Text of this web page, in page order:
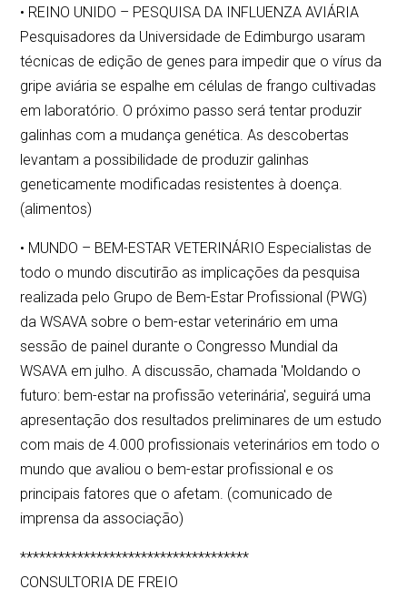
• REINO UNIDO – PESQUISA DA INFLUENZA AVIÁRIA
Pesquisadores da Universidade de Edimburgo usaram
técnicas de edição de genes para impedir que o vírus da
gripe aviária se espalhe em células de frango cultivadas
em laboratório. O próximo passo será tentar produzir
galinhas com a mudança genética. As descobertas
levantam a possibilidade de produzir galinhas
geneticamente modificadas resistentes à doença.
(alimentos)
• MUNDO – BEM-ESTAR VETERINÁRIO Especialistas de
todo o mundo discutirão as implicações da pesquisa
realizada pelo Grupo de Bem-Estar Profissional (PWG)
da WSAVA sobre o bem-estar veterinário em uma
sessão de painel durante o Congresso Mundial da
WSAVA em julho. A discussão, chamada 'Moldando o
futuro: bem-estar na profissão veterinária', seguirá uma
apresentação dos resultados preliminares de um estudo
com mais de 4.000 profissionais veterinários em todo o
mundo que avaliou o bem-estar profissional e os
principais fatores que o afetam. (comunicado de
imprensa da associação)
************************************
CONSULTORIA DE FREIO